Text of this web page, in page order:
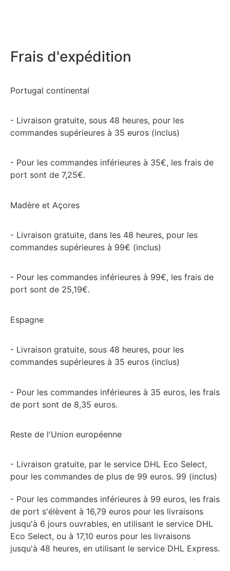
Frais d'expédition
Portugal continental
- Livraison gratuite, sous 48 heures, pour les
commandes supérieures à 35 euros (inclus)
- Pour les commandes inférieures à 35€, les frais de
port sont de 7,25€.
Madère et Açores
- Livraison gratuite, dans les 48 heures, pour les
commandes supérieures à 99€ (inclus)
- Pour les commandes inférieures à 99€, les frais de
port sont de 25,19€.
Espagne
- Livraison gratuite, sous 48 heures, pour les
commandes supérieures à 35 euros (inclus)
- Pour les commandes inférieures à 35 euros, les frais
de port sont de 8,35 euros.
Reste de l'Union européenne
- Livraison gratuite, par le service DHL Eco Select,
pour les commandes de plus de 99 euros. 99 (inclus)
- Pour les commandes inférieures à 99 euros, les frais
de port s'élèvent à 16,79 euros pour les livraisons
jusqu'à 6 jours ouvrables, en utilisant le service DHL
Eco Select, ou à 17,10 euros pour les livraisons
jusqu'à 48 heures, en utilisant le service DHL Express.